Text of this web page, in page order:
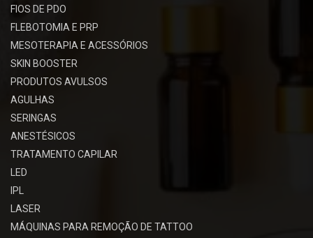
FIOS DE PDO
FLEBOTOMIA E PRP
MESOTERAPIA E ACESSÓRIOS
SKIN BOOSTER
PRODUTOS AVULSOS
AGULHAS
SERINGAS
ANESTÉSICOS
TRATAMENTO CAPILAR
LED
IPL
LASER
MÁQUINAS PARA REMOÇÃO DE TATTOO